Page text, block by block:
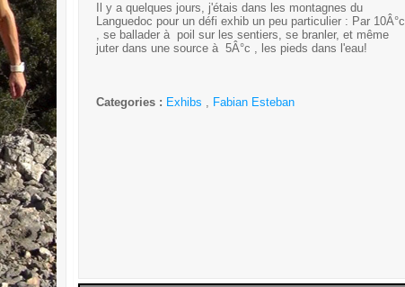
Il y a quelques jours, j'étais dans les montagnes du
Languedoc pour un défi exhib un peu particulier : Par 10Â°c
, se ballader à poil sur les sentiers, se branler, et même
juter dans une source à 5Â°c , les pieds dans l'eau!
Categories : Exhibs , Fabian Esteban